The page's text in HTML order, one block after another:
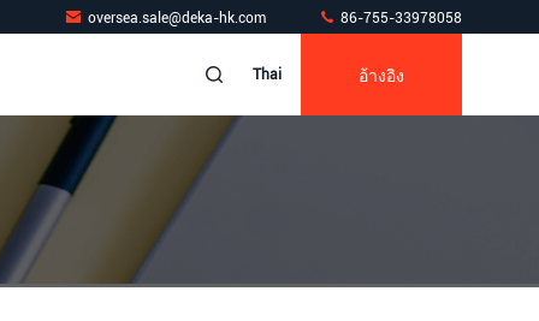
oversea.sale@deka-hk.com 86-755-33978058
Thai อ้างอิง